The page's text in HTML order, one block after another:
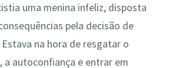
uma menina infeliz, disposta
pela decisão de
na hora de resgatar o
a autoconfiança e entrar em